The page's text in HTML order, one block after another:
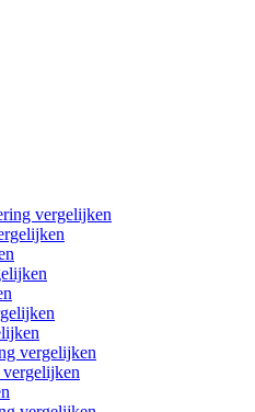
vergelijken
vergelijken